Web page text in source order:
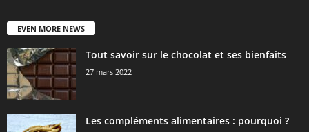
EVEN MORE NEWS
Tout savoir sur le chocolat et ses bienfaits
27 mars 2022
Les compléments alimentaires : pourquoi ?